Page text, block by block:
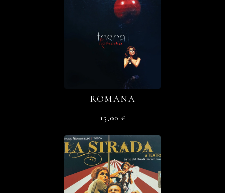
ROMANA
15,00 €